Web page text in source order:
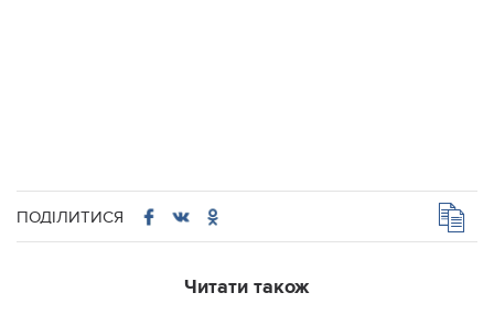
ПОДІЛИТИСЯ
Читати також